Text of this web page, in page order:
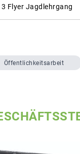
Flyer Jagdlehrgang
Öffentlichkeitsarbeit